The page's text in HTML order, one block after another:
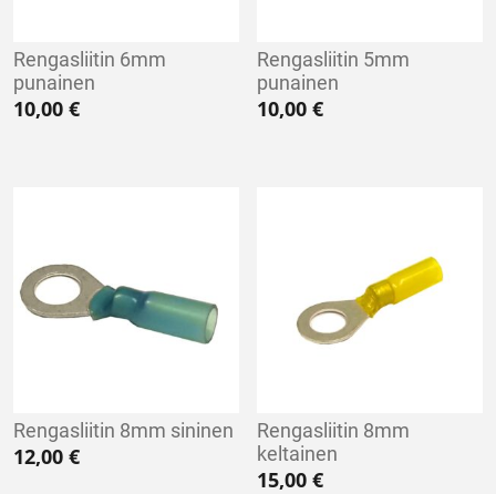
Rengasliitin 6mm
punainen
10,00 €
Rengasliitin 5mm
punainen
10,00€
Rengasliitin 8mm sininen
12,00 €
Rengasliitin 8mm
keltainen
15,00€